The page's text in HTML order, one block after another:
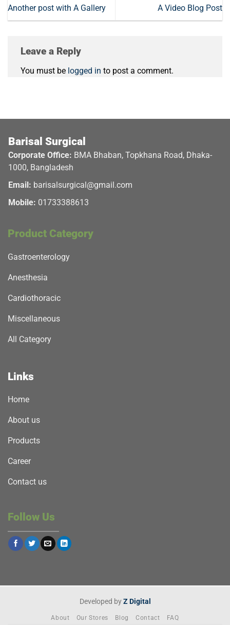
Another post with A Gallery A Video Blog Post
Leave a Reply
You must be logged in to post a comment.
Barisal Surgical
Corporate Office: BMA Bhaban, Topkhana Road, Dhaka-
1000, Bangladesh
Email: barisalsurgical@gmail.com
Mobile: 01733388613
Product Category
Gastroenterology
Anesthesia
Cardiothoracic
Miscellaneous
All Category
Links
Home
About us
Products
Career
Contact us
Follow Us
Developed byZ Digital
About Our Stores Blog Contact FAQ